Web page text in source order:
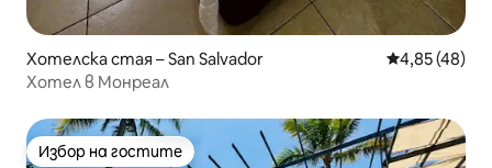
Хотелска стая – San Salvador Средна
4,85 (48)
Хотел в Монреал
Избор на гостите
Избор на гостите